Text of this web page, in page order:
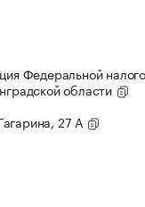
Федеральной
области
27 А